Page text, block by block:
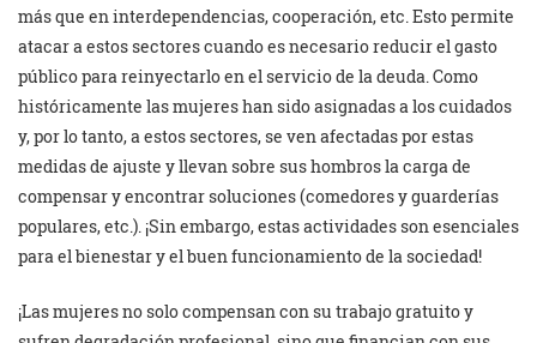
más que en interdependencias, cooperación, etc. Esto permite
atacar a estos sectores cuando es necesario reducir el gasto
público para reinyectarlo en el servicio de la deuda. Como
históricamente las mujeres han sido asignadas a los cuidados
y, por lo tanto, a estos sectores, se ven afectadas por estas
medidas de ajuste y llevan sobre sus hombros la carga de
compensar y encontrar soluciones (comedores y guarderías
populares, etc.). ¡Sin embargo, estas actividades son esenciales
para el bienestar y el buen funcionamiento de la sociedad!
¡Las mujeres no solo compensan con su trabajo gratuito y